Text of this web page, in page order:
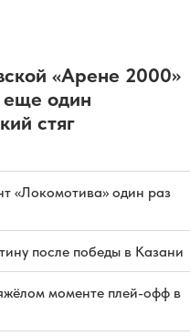
«Арене 2000»
еще один
стяг
«Локомотива» один раз
после победы в Казани
моменте плей-офф в